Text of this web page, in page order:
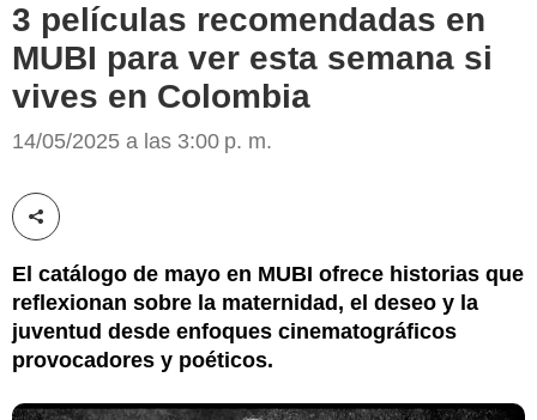
3 películas recomendadas en
MUBI para ver esta semana si
vives en Colombia
14/05/2025 a las 3:00 p. m.
Compartir esta noticia
El catálogo de mayo en MUBI ofrece historias que
reflexionan sobre la maternidad, el deseo y la
juventud desde enfoques cinematográficos
provocadores y poéticos.